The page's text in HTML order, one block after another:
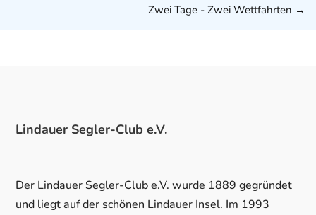
Zwei Tage - Zwei Wettfahrten →
Lindauer Segler-Club e.V.
Der Lindauer Segler-Club e.V. wurde 1889 gegründet
und liegt auf der schönen Lindauer Insel. Im 1993